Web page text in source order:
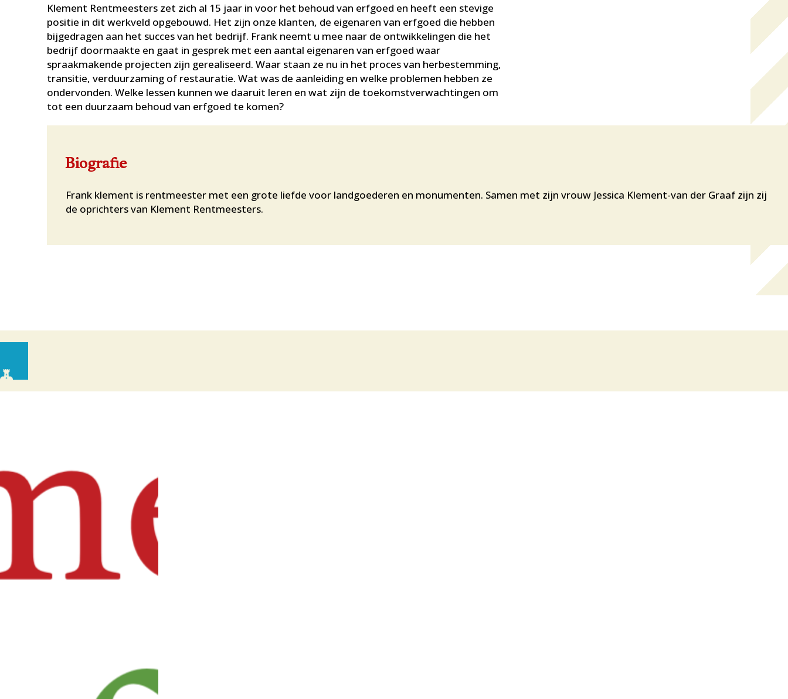
Klement Rentmeesters zet zich al 15 jaar in voor het behoud van erfgoed en heeft een stevige
positie in dit werkveld opgebouwd. Het zijn onze klanten, de eigenaren van erfgoed die hebben
bijgedragen aan het succes van het bedrijf. Frank neemt u mee naar de ontwikkelingen die het
bedrijf doormaakte en gaat in gesprek met een aantal eigenaren van erfgoed waar
spraakmakende projecten zijn gerealiseerd. Waar staan ze nu in het proces van herbestemming,
transitie, verduurzaming of restauratie. Wat was de aanleiding en welke problemen hebben ze
ondervonden. Welke lessen kunnen we daaruit leren en wat zijn de toekomstverwachtingen om
tot een duurzaam behoud van erfgoed te komen?
Biografie
Frank klement is rentmeester met een grote liefde voor landgoederen en monumenten. Samen met zijn vrouw Jessica Klement-van der Graaf zijn zij
de oprichters van Klement Rentmeesters.